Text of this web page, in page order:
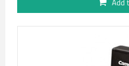
Add